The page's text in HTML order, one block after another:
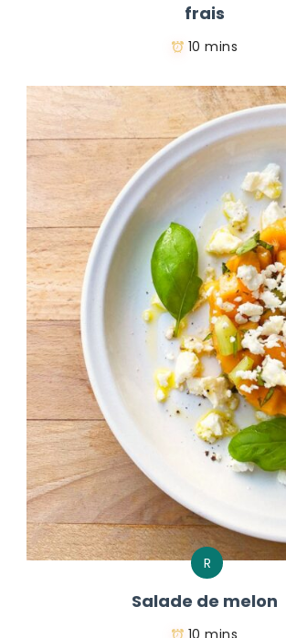
frais
10 mins
R
Salade de melon